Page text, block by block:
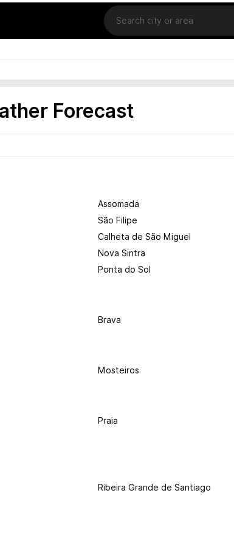
Location
Forecast
Assomada
São Filipe
Calheta de São Miguel
Nova Sintra
Ponta do Sol
Brava
Mosteiros
Praia
Ribeira Grande de Santiago